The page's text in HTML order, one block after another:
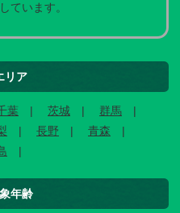
ています。
リア
葉 茨城
群馬
長野
青森
年齢